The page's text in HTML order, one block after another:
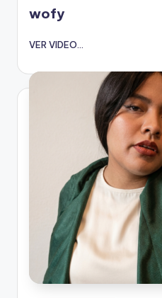
wofy
VER VIDEO...